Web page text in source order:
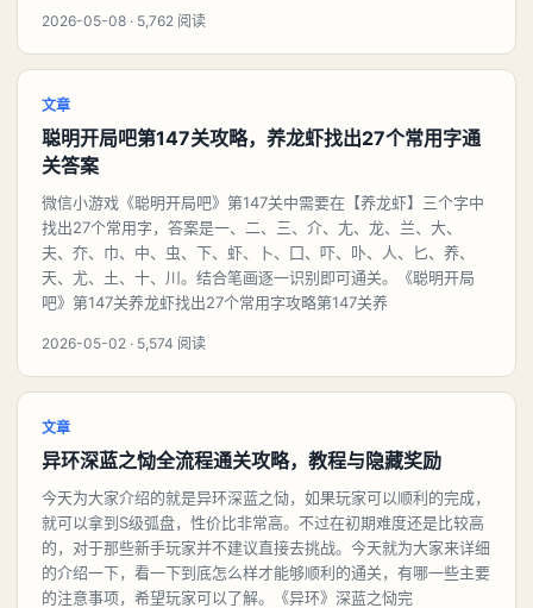
2026-05-08 · 5,762 阅读
文章
聪明开局吧第147关攻略，养龙虾找出27个常用字通
关答案
微信小游戏《聪明开局吧》第147关中需要在【养龙虾】三个字中
找出27个常用字，答案是一、二、三、介、尢、龙、兰、大、
夫、夰、巾、中、虫、下、虾、卜、囗、吓、卟、人、匕、养、
天、尤、土、十、川。结合笔画逐一识别即可通关。《聪明开局
吧》第147关养龙虾找出27个常用字攻略第147关养
2026-05-02 · 5,574 阅读
文章
异环深蓝之恸全流程通关攻略，教程与隐藏奖励
今天为大家介绍的就是异环深蓝之恸，如果玩家可以顺利的完成，
就可以拿到S级弧盘，性价比非常高。不过在初期难度还是比较高
的，对于那些新手玩家并不建议直接去挑战。今天就为大家来详细
的介绍一下，看一下到底怎么样才能够顺利的通关，有哪一些主要
的注意事项，希望玩家可以了解。《异环》深蓝之恸完